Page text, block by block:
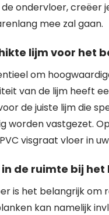
ondervloer, creëer
mee zal gaan.
lijm voor het
om
van de lijm heeft
de juiste lijm die
worden vastgezet.
visgraat vloer in
de ruimte bij
is het belangrijk
kan namelijk